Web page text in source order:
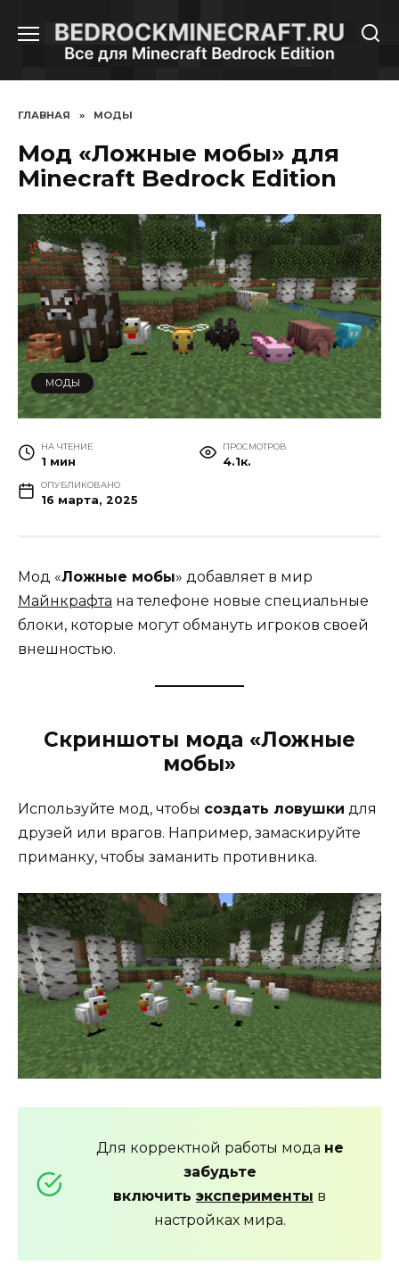
содержанию
ГЛАВНАЯ » МОДЫ
Мод «Ложные мобы» для
Minecraft Bedrock Edition
МОДЫ
НА ЧТЕНИЕ
1 мин
ПРОСМОТРОВ
4.1к.
ОПУБЛИКОВАНО
16 марта, 2025
Мод «Ложные мобы» добавляет в мир
Майнкрафта на телефоне новые специальные
блоки, которые могут обмануть игроков своей
внешностью.
Скриншоты мода «Ложные
мобы»
Используйте мод, чтобы создать ловушки для
друзей или врагов. Например, замаскируйте
приманку, чтобы заманить противника.
Для корректной работы мода не
забудьте
включить эксперименты в
настройках мира.